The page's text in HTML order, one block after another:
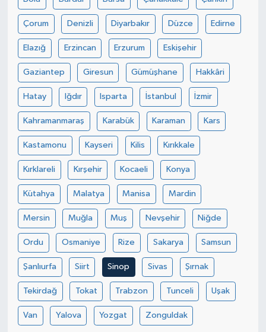
Çorum Denizli Diyarbakır Düzce Edirne
Elazığ Erzincan Erzurum Eskişehir
Gaziantep Giresun Gümüşhane Hakkâri
Hatay Iğdır Isparta İstanbul İzmir
Kahramanmaraş Karabük Karaman Kars
Kastamonu Kayseri Kilis Kırıkkale
Kırklareli Kırşehir Kocaeli Konya
Kütahya Malatya Manisa Mardin
Mersin Muğla Muş Nevşehir Niğde
Ordu Osmaniye Rize Sakarya Samsun
Şanlıurfa Siirt Sinop Sivas Şırnak
Tekirdağ Tokat Trabzon Tunceli Uşak
Van Yalova Yozgat Zonguldak